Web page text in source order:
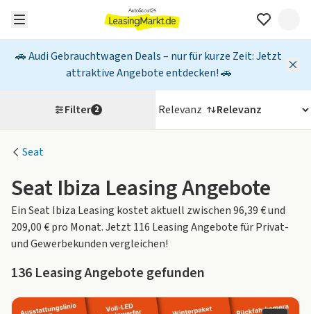
🚗 Audi Gebrauchtwagen Deals – nur für kurze Zeit: Jetzt
attraktive Angebote entdecken! 🚗
Seat
Seat Ibiza Leasing Angebote
Ein Seat Ibiza Leasing kostet aktuell zwischen 96,39 € und
209,00 € pro Monat. Jetzt 116 Leasing Angebote für Privat-
und Gewerbekunden vergleichen!
136 Leasing Angebote gefunden
Filter 2 Relevanz